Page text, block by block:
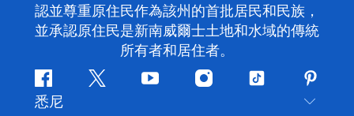
認並尊重原住民作為該州的首批居民和民族，
並承認原住民是新南威爾士土地和水域的傳統
所有者和居住者。
Facebook嘰
Youtube Instagram
抖
悉尼